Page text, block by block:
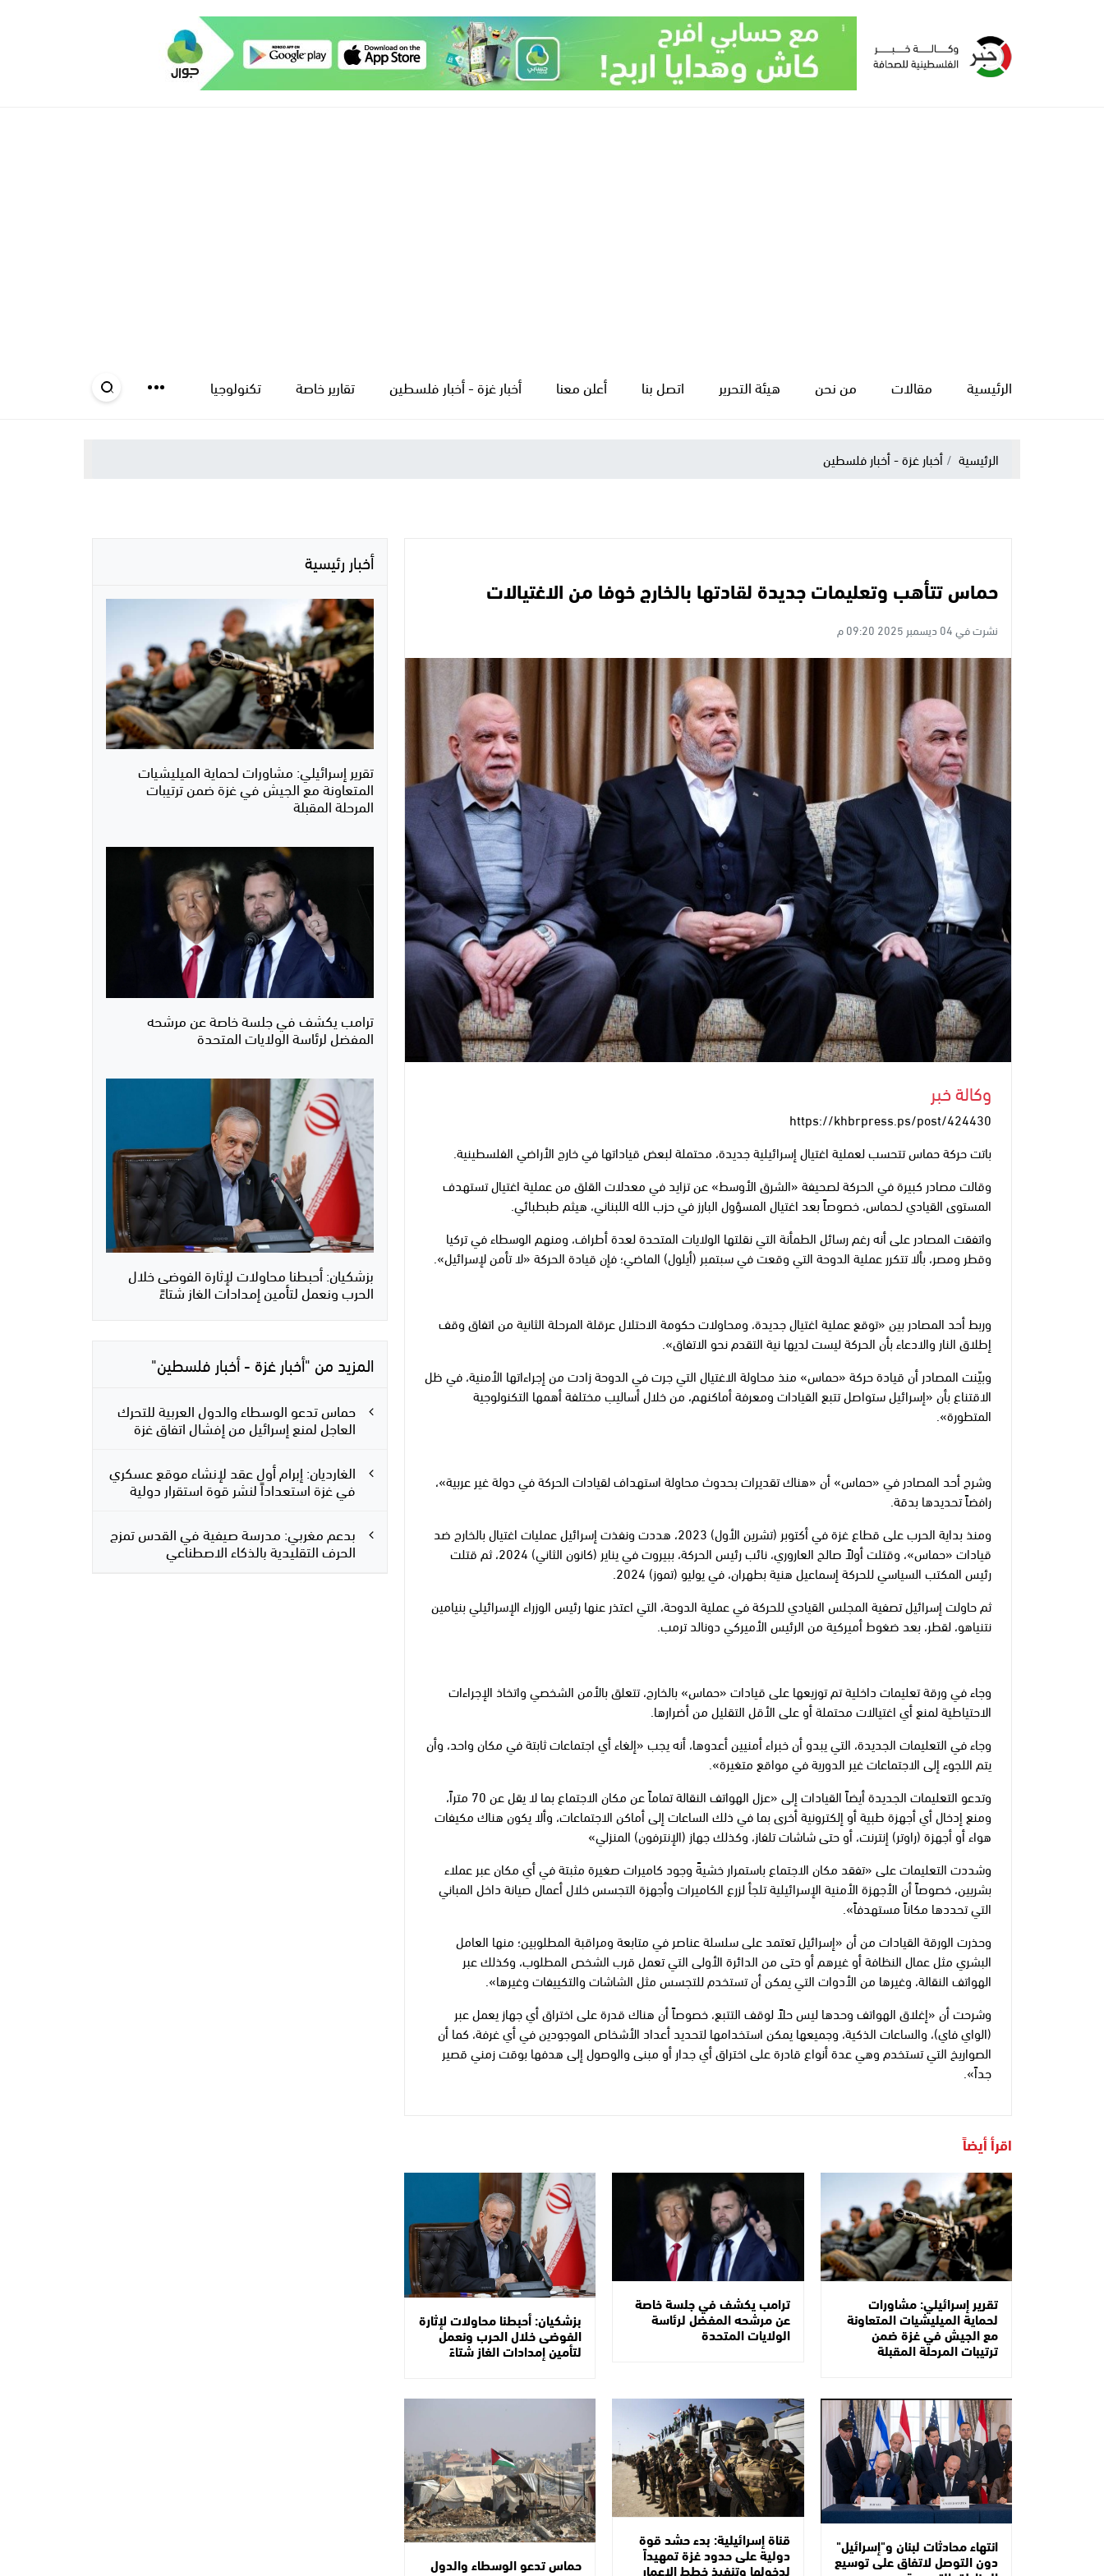
الرئيسية مقالات من نحن هيئة التحرير اتصل بنا أعلن معنا أخبار غزة - أخبار فلسطين تقارير خاصة تكنولوجيا
الرئيسية أخبار غزة - أخبار فلسطين
حماس تتأهب وتعليمات جديدة لقادتها بالخارج خوفا من الاغتيالات
نشرت في 04 ديسمبر 2025 09:20 م
وكالة خبر
https://khbrpress.ps/post/424430
باتت حركة حماس تتحسب لعملية اغتيال إسرائيلية جديدة، محتملة لبعض قياداتها في خارج الأراضي الفلسطينية.
وقالت مصادر كبيرة في الحركة لصحيفة «الشرق الأوسط» عن تزايد في معدلات القلق من عملية اغتيال تستهدف
المستوى القيادي لـحماس، خصوصاً بعد اغتيال المسؤول البارز في حزب الله اللبناني، هيثم طبطبائي.
واتفقت المصادر على أنه رغم رسائل الطمأنة التي نقلتها الولايات المتحدة لعدة أطراف، ومنهم الوسطاء في تركيا
وقطر ومصر، بألا تتكرر عملية الدوحة التي وقعت في سبتمبر (أيلول) الماضي؛ فإن قيادة الحركة «لا تأمن لإسرائيل».
وربط أحد المصادر بين «توقع عملية اغتيال جديدة، ومحاولات حكومة الاحتلال عرقلة المرحلة الثانية من اتفاق وقف
إطلاق النار والادعاء بأن الحركة ليست لديها نية التقدم نحو الاتفاق».
وبيّنت المصادر أن قيادة حركة «حماس» منذ محاولة الاغتيال التي جرت في الدوحة زادت من إجراءاتها الأمنية، في ظل
الاقتناع بأن «إسرائيل ستواصل تتبع القيادات ومعرفة أماكنهم، من خلال أساليب مختلفة أهمها التكنولوجية
المتطورة».
وشرح أحد المصادر في «حماس» أن «هناك تقديرات بحدوث محاولة استهداف لقيادات الحركة في دولة غير عربية»،
رافضاً تحديدها بدقة.
ومنذ بداية الحرب على قطاع غزة في أكتوبر (تشرين الأول) 2023، هددت ونفذت إسرائيل عمليات اغتيال بالخارج ضد
قيادات «حماس»، وقتلت أولاً صالح العاروري، نائب رئيس الحركة، ببيروت في يناير (كانون الثاني) 2024، ثم قتلت
رئيس المكتب السياسي للحركة إسماعيل هنية بطهران، في يوليو (تموز) 2024.
ثم حاولت إسرائيل تصفية المجلس القيادي للحركة في عملية الدوحة، التي اعتذر عنها رئيس الوزراء الإسرائيلي بنيامين
نتنياهو، لقطر، بعد ضغوط أميركية من الرئيس الأميركي دونالد ترمب.
وجاء في ورقة تعليمات داخلية تم توزيعها على قيادات «حماس» بالخارج، تتعلق بالأمن الشخصي واتخاذ الإجراءات
الاحتياطية لمنع أي اغتيالات محتملة أو على الأقل التقليل من أضرارها.
وجاء في التعليمات الجديدة، التي يبدو أن خبراء أمنيين أعدوها، أنه يجب «إلغاء أي اجتماعات ثابتة في مكان واحد، وأن
يتم اللجوء إلى الاجتماعات غير الدورية في مواقع متغيرة».
وتدعو التعليمات الجديدة أيضاً القيادات إلى «عزل الهواتف النقالة تماماً عن مكان الاجتماع بما لا يقل عن 70 متراً،
ومنع إدخال أي أجهزة طبية أو إلكترونية أخرى بما في ذلك الساعات إلى أماكن الاجتماعات، وألا يكون هناك مكيفات
هواء أو أجهزة (راوتر) إنترنت، أو حتى شاشات تلفاز، وكذلك جهاز (الإنترفون) المنزلي»
وشددت التعليمات على «تفقد مكان الاجتماع باستمرار خشيةً وجود كاميرات صغيرة مثبتة في أي مكان عبر عملاء
بشريين، خصوصاً أن الأجهزة الأمنية الإسرائيلية تلجأ لزرع الكاميرات وأجهزة التجسس خلال أعمال صيانة داخل المباني
التي تحددها مكاناً مستهدفاً».
وحذرت الورقة القيادات من أن «إسرائيل تعتمد على سلسلة عناصر في متابعة ومراقبة المطلوبين؛ منها العامل
البشري مثل عمال النظافة أو غيرهم أو حتى من الدائرة الأولى التي تعمل قرب الشخص المطلوب، وكذلك عبر
الهواتف النقالة، وغيرها من الأدوات التي يمكن أن تستخدم للتجسس مثل الشاشات والتكييفات وغيرها».
وشرحت أن «إغلاق الهواتف وحدها ليس حلاً لوقف التتبع، خصوصاً أن هناك قدرة على اختراق أي جهاز يعمل عبر
(الواي فاي)، والساعات الذكية، وجميعها يمكن استخدامها لتحديد أعداد الأشخاص الموجودين في أي غرفة، كما أن
الصواريخ التي تستخدم وهي عدة أنواع قادرة على اختراق أي جدار أو مبنى والوصول إلى هدفها بوقت زمني قصير
جداً».
اقرأ أيضاً
تقرير إسرائيلي: مشاورات
لحماية الميليشيات المتعاونة
مع الجيش في غزة ضمن
ترتيبات المرحلة المقبلة
ترامب يكشف في جلسة خاصة
عن مرشحه المفضل لرئاسة
الولايات المتحدة
بزشكيان: أحبطنا محاولات لإثارة
الفوضى خلال الحرب ونعمل
لتأمين إمدادات الغاز شتاءً
انتهاء محادثات لبنان و"إسرائيل"
دون التوصل لاتفاق على توسيع
قناة إسرائيلية: بدء حشد قوة
دولية على حدود غزة تمهيداً
لدخولها وتنفيذ خطط الإعمار حماس تدعو الوسطاء والدول
أخبار رئيسية
تقرير إسرائيلي: مشاورات لحماية الميليشيات
المتعاونة مع الجيش في غزة ضمن ترتيبات
المرحلة المقبلة
ترامب يكشف في جلسة خاصة عن مرشحه
المفضل لرئاسة الولايات المتحدة
بزشكيان: أحبطنا محاولات لإثارة الفوضى خلال
الحرب ونعمل لتأمين إمدادات الغاز شتاءً
المزيد من "أخبار غزة - أخبار فلسطين"
حماس تدعو الوسطاء والدول العربية للتحرك
العاجل لمنع إسرائيل من إفشال اتفاق غزة
الغارديان: إبرام أول عقد لإنشاء موقع عسكري
في غزة استعداداً لنشر قوة استقرار دولية
بدعم مغربي: مدرسة صيفية في القدس تمزج
الحرف التقليدية بالذكاء الاصطناعي